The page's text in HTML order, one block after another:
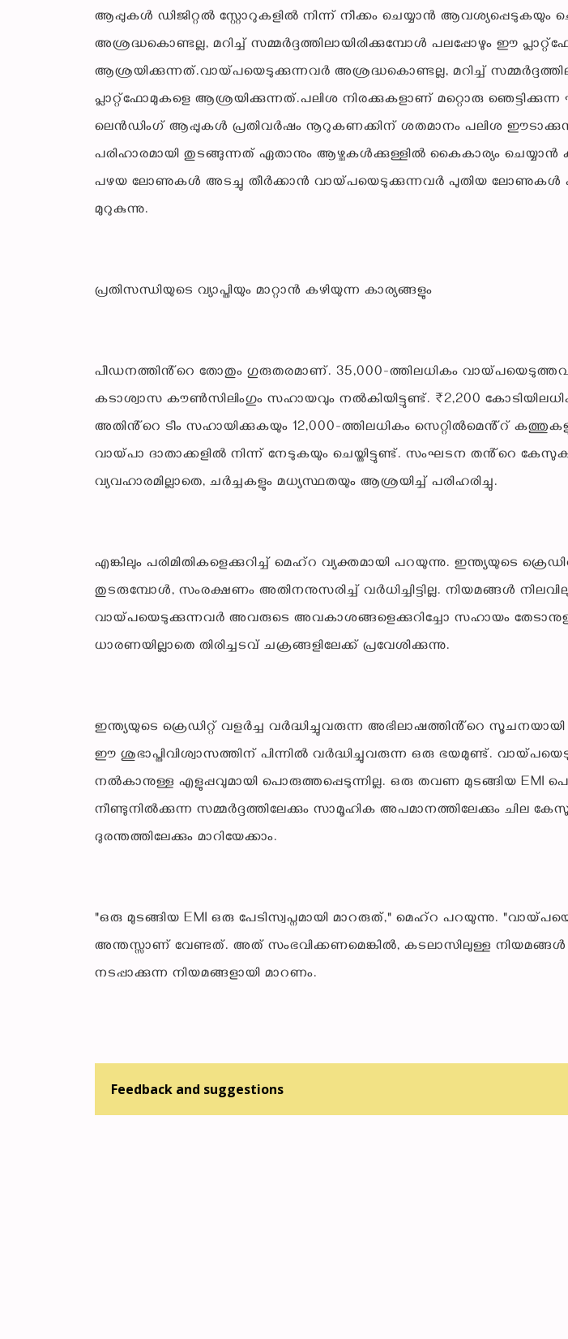
ആപ്പുകൾ ഡിജിറ്റൽ സ്റ്റോറുകളിൽ നിന്ന് നീക്കം ചെയ്യാൻ
അശ്രദ്ധകൊണ്ടല്ല, മറിച്ച് സമ്മർദ്ദത്തിലായിരിക്കുമ്പോൾ പലപ്പോഴും ഈ
ആശ്രയിക്കുന്നത്.വായ്പയെടുക്കുന്നവർ അശ്രദ്ധകൊണ്ടല്ല, മറിച്ച്
പ്ലാറ്റ്‌ഫോമുകളെ ആശ്രയിക്കുന്നത്.പലിശ നിരക്കുകളാണ് മറ്റൊരു ഞെട്ടിക്കുന്ന
ലെൻഡിംഗ് ആപ്പുകൾ പ്രതിവർഷം നൂറുകണക്കിന് ശതമാനം പലിശ
പരിഹാരമായി തുടങ്ങുന്നത് ഏതാനും ആഴ്ചകൾക്കുള്ളിൽ കൈകാര്യം ചെയ്യാൻ
പഴയ ലോണുകൾ അടച്ചു തീർക്കാൻ വായ്പയെടുക്കുന്നവർ പുതിയ ലോണുകൾ
മുറുകുന്നു.
പ്രതിസന്ധിയുടെ വ്യാപ്തിയും മാറ്റാൻ കഴിയുന്ന കാര്യങ്ങളും
പീഡനത്തിൻ്റെ തോതും ഗുരുതരമാണ്. 35,000-ത്തിലധികം
കടാശ്വാസ കൗൺസിലിംഗും സഹായവും നൽകിയിട്ടുണ്ട്. ₹2,200
അതിൻ്റെ ടീം സഹായിക്കുകയും 12,000-ത്തിലധികം സെറ്റിൽമെൻ്റ്
വായ്പാ ദാതാക്കളിൽ നിന്ന് നേടുകയും ചെയ്തിട്ടുണ്ട്. സംഘടന തൻ്റെ
വ്യവഹാരമില്ലാതെ, ചർച്ചകളും മധ്യസ്ഥതയും ആശ്രയിച്ച് പരിഹരിച്ചു.
എങ്കിലും പരിമിതികളെക്കുറിച്ച് മെഹ്റ വ്യക്തമായി പറയുന്നു. ഇന്ത്യയുടെ
തുടരുമ്പോൾ, സംരക്ഷണം അതിനനുസരിച്ച് വർധിച്ചിട്ടില്ല. നിയമങ്ങൾ
വായ്പയെടുക്കുന്നവർ അവരുടെ അവകാശങ്ങളെക്കുറിച്ചോ സഹായം
ധാരണയില്ലാതെ തിരിച്ചടവ് ചക്രങ്ങളിലേക്ക് പ്രവേശിക്കുന്നു.
ഇന്ത്യയുടെ ക്രെഡിറ്റ് വളർച്ച വർദ്ധിച്ചുവരുന്ന അഭിലാഷത്തിൻ്റെ
ഈ ശുഭാപ്തിവിശ്വാസത്തിന് പിന്നിൽ വർദ്ധിച്ചുവരുന്ന ഒരു ഭയമുണ്ട്.
നൽകാനുള്ള എളുപ്പവുമായി പൊരുത്തപ്പെടുന്നില്ല. ഒരു തവണ മുടങ്ങിയ EMI
നീണ്ടുനിൽക്കുന്ന സമ്മർദ്ദത്തിലേക്കും സാമൂഹിക അപമാനത്തിലേക്കും ചില
ദുരന്തത്തിലേക്കും മാറിയേക്കാം.
"ഒരു മുടങ്ങിയ EMI ഒരു പേടിസ്വപ്നമായി മാറരുത്," മെഹ്റ പറയുന്നു.
അന്തസ്സാണ് വേണ്ടത്. അത് സംഭവിക്കണമെങ്കിൽ, കടലാസിലുള്ള നിയമങ്ങൾ
നടപ്പാക്കുന്ന നിയമങ്ങളായി മാറണം.
Feedback and suggestions